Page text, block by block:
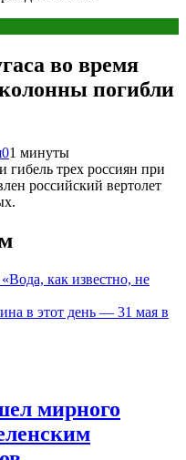
во время
погибли
01 минуты
трех россиян при
российский вертолет
как известно, не
в этот день — 31 мая в
мирного